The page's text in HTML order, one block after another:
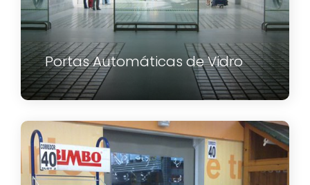
Portas Automáticas de Vidro